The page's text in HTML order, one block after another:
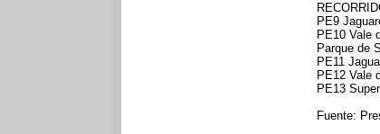
PE9
PE10 Vale
Parque de
PE11
PE12 Vale
PE13
Fuente: